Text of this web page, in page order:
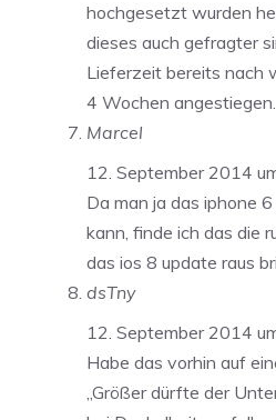
hochgesetzt wurden
dieses auch gefragter
Lieferzeit bereits nach
4 Wochen angestiegen.
Marcel
12. September 2014
Da man ja das iphone
kann, finde ich das die
das ios 8 update raus
dsTny
12. September 2014
Habe das vorhin auf
„Größer dürfte der